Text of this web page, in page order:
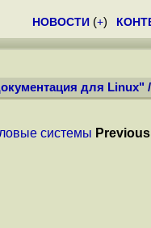
НОВОСТИ (+)
для Linux"
системы